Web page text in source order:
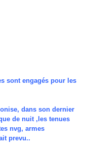
sont engagés pour les
dans son dernier
de nuit ,les tenues
nvg, armes
prevu..